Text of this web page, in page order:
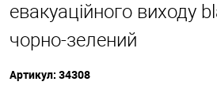
евакуаційного виходу
чорно-зелений
Артикул: 34308